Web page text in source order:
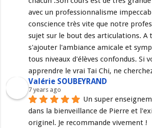
avec un professionnalisme
conscience très vite que notre
sujet sur le bout des articulations. A
s'ajouter l'ambiance amicale et
tous niveaux d'élèves confondus. Si
apprendre le vrai Tai Chi, ne
Valérie SOUBEYRAND
7 years ago
Un super
dans la bienveillance de Pierre et
originel. Je recommande vivement !